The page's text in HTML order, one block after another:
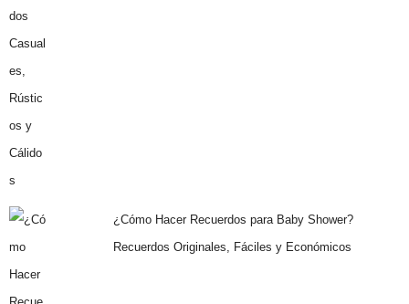
¿Cómo Hacer Recuerdos para Baby Shower?
Recuerdos Originales, Fáciles y Económicos